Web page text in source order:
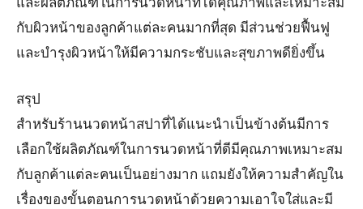
กับผิวหน้าของลูกค้าแต่ละคนมากที่สุด มีส่วนช่วยฟื้นฟู
และบำรุงผิวหน้าให้มีความกระชับและสุขภาพดียิ่งขึ้น
สรุป
สำหรับร้านนวดหน้าสปาที่ได้แนะนำเป็นข้างต้นมีการ
เลือกใช้ผลิตภัณฑ์ในการนวดหน้าที่ดีมีคุณภาพเหมาะสม
กับลูกค้าแต่ละคนเป็นอย่างมาก แถมยังให้ความสำคัญใน
เรื่องของขั้นตอนการนวดหน้าด้วยความเอาใจใส่และมี